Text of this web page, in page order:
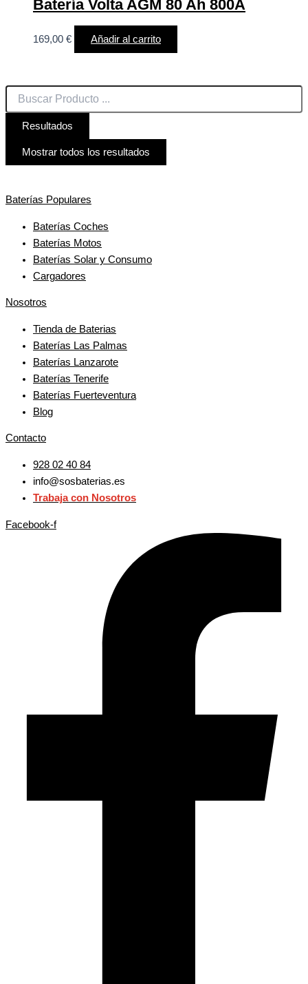
Batería Volta AGM 80 Ah 800A
169,00 € Añadir al carrito
Resultados
Mostrar todos los resultados
Baterías Populares
Baterías Coches
Baterías Motos
Baterías Solar y Consumo
Cargadores
Nosotros
Tienda de Baterias
Baterías Las Palmas
Baterías Lanzarote
Baterías Tenerife
Baterías Fuerteventura
Blog
Contacto
928 02 40 84
info@sosbaterias.es
Trabaja con Nosotros
Facebook-f